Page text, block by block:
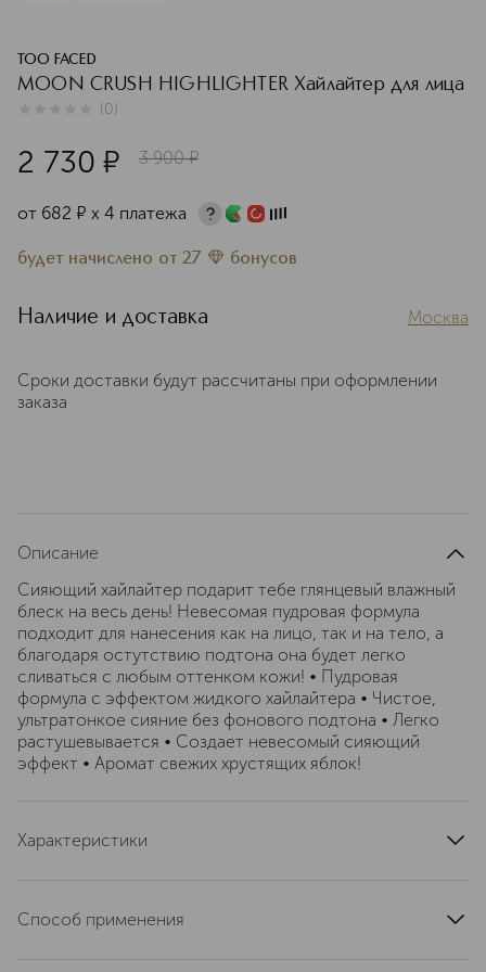
TOO FACED
MOON CRUSH HIGHLIGHTER Хайлайтер для лица
(0)
2 730 ¤ 3 900 ¤
от 682 ¤ х 4 платежа
будет начислено от 27 бонусов
Наличие и доставка Москва
Сроки доставки будут рассчитаны при оформлении
заказа
Описание
Сияющий хайлайтер подарит тебе глянцевый влажный
блеск на весь день! Невесомая пудровая формула
подходит для нанесения как на лицо, так и на тело, а
благодаря остутствию подтона она будет легко
сливаться с любым оттенком кожи! • Пудровая
формула с эффектом жидкого хайлайтера • Чистое,
ультратонкое сияние без фонового подтона • Легко
растушевывается • Создает невесомый сияющий
эффект • Аромат свежих хрустящих яблок!
Характеристики
артикул
Способ применения